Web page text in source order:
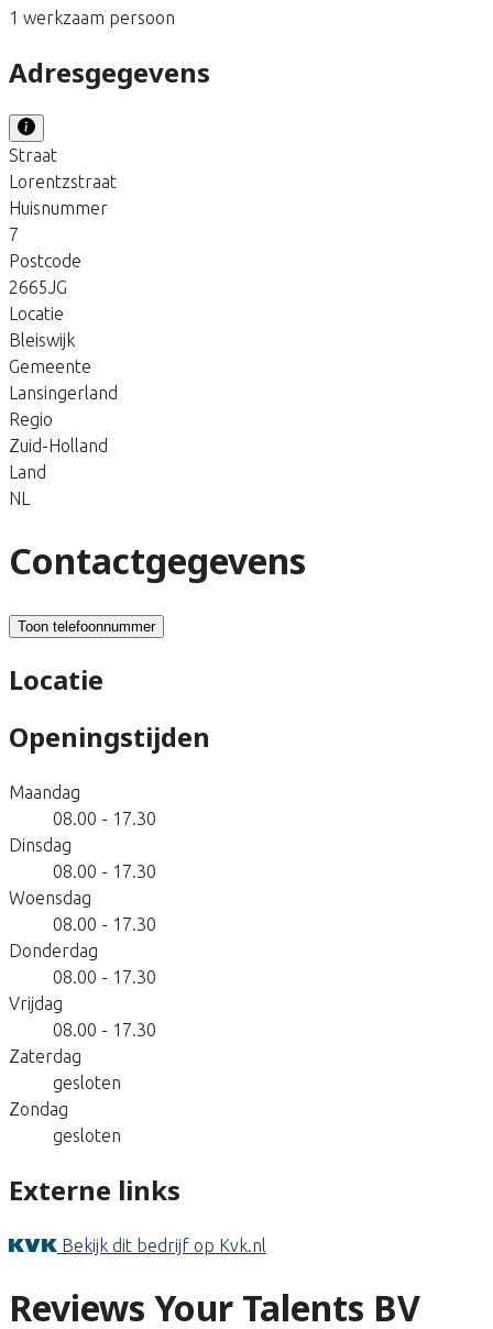
1 werkzaam persoon
Adresgegevens
Straat
Lorentzstraat
Huisnummer
7
Postcode
2665JG
Locatie
Bleiswijk
Gemeente
Lansingerland
Regio
Zuid-Holland
Land
NL
Contactgegevens
Toon telefoonnummer
Locatie
Openingstijden
Maandag
08.00 - 17.30
Dinsdag
08.00 - 17.30
Woensdag
08.00 - 17.30
Donderdag
08.00 - 17.30
Vrijdag
08.00 - 17.30
Zaterdag
gesloten
Zondag
gesloten
Externe links
Bekijk dit bedrijf op Kvk.nl
Reviews Your Talents BV